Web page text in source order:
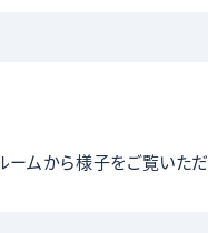
ムから様子をご覧いただ